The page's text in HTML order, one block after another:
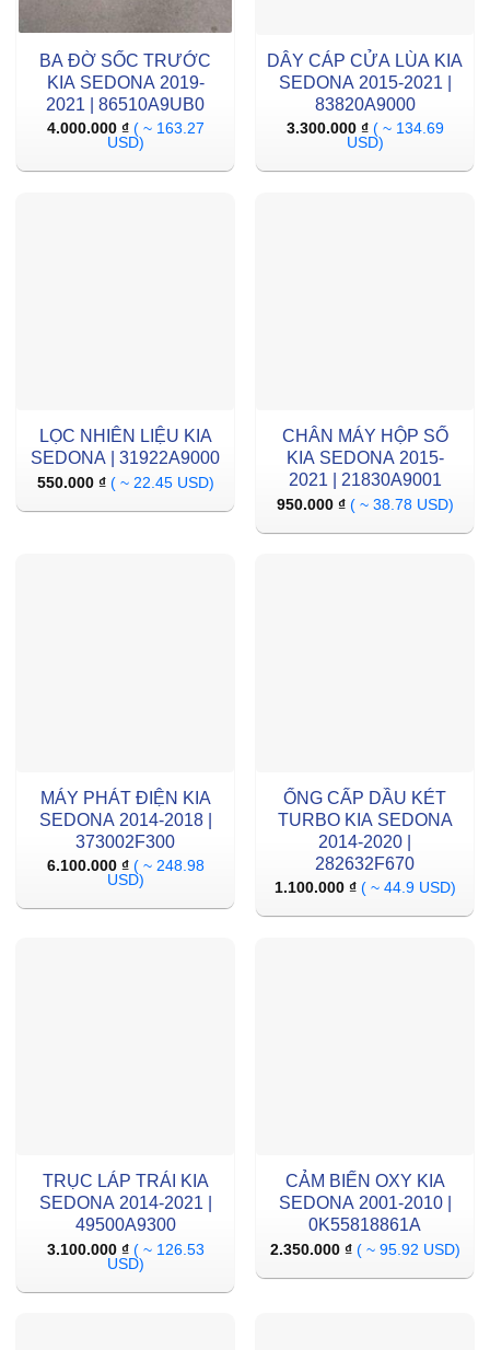
BA ĐỜ SỐC TRƯỚC
KIA SEDONA 2019-
2021 | 86510A9UB0
4.000.000 ₫ ( ~ 163.27
USD)
DÂY CÁP CỬA LÙA KIA
SEDONA 2015-2021 |
83820A9000
3.300.000 ₫ ( ~ 134.69
USD)
LỌC NHIÊN LIỆU KIA
SEDONA | 31922A9000
550.000 ₫ ( ~ 22.45 USD)
CHÂN MÁY HỘP SỐ
KIA SEDONA 2015-
2021 | 21830A9001
950.000 ₫ ( ~ 38.78 USD)
MÁY PHÁT ĐIỆN KIA
SEDONA 2014-2018 |
373002F300
6.100.000 ₫ ( ~ 248.98
USD)
ỐNG CẤP DẦU KÉT
TURBO KIA SEDONA
2014-2020 |
282632F670
1.100.000 ₫ ( ~ 44.9 USD)
TRỤC LÁP TRÁI KIA
SEDONA 2014-2021 |
49500A9300
3.100.000 ₫ ( ~ 126.53
USD)
CẢM BIẾN OXY KIA
SEDONA 2001-2010 |
0K55818861A
2.350.000 ₫ ( ~ 95.92 USD)